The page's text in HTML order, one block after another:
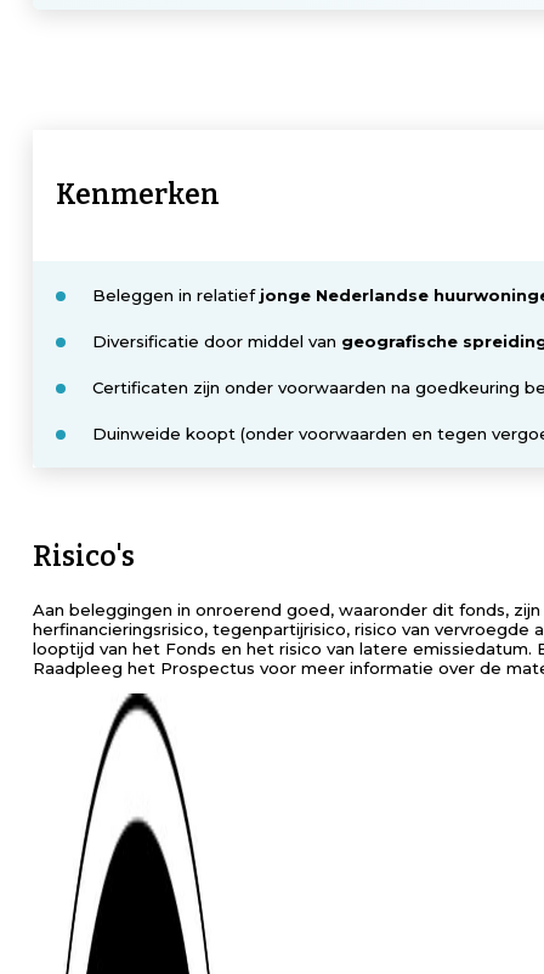
Kenmerken
Beleggen in relatief jonge Nederlandse
Diversificatie door middel van geografische
Certificaten zijn onder voorwaarden na goedkeuring
Duinweide koopt (onder voorwaarden en tegen
Risico's
Aan beleggingen in onroerend goed, waaronder dit fonds,
herfinancieringsrisico, tegenpartijrisico, risico van vervroegde
looptijd van het Fonds en het risico van latere
Raadpleeg het Prospectus voor meer informatie over de